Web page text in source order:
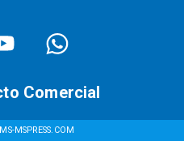
MSPRESS.COM
Comercial